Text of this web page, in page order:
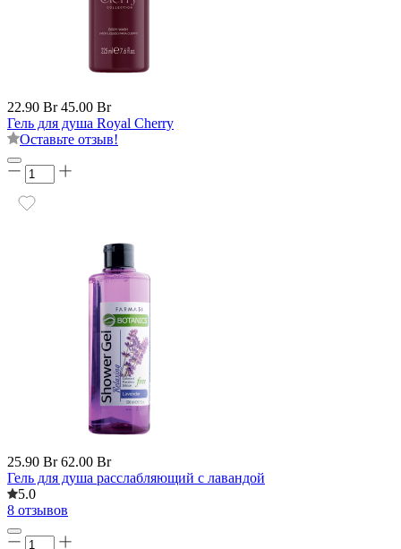
22.90 Br 45.00 Br
Гель для душа Royal Cherry
Оставьте отзыв!
25.90 Br 62.00 Br
Гель для душа расслабляющий c лавандой
5.0
8 отзывов